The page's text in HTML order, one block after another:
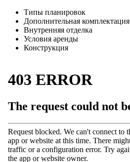
Типы планировок
Дополнительная комплектация
Внутренняя отделка
Условия аренды
Конструкция